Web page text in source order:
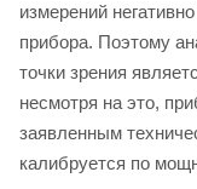
измерений
прибора. Поэтому
точки зрения
несмотря на это,
заявленным
калибруется по